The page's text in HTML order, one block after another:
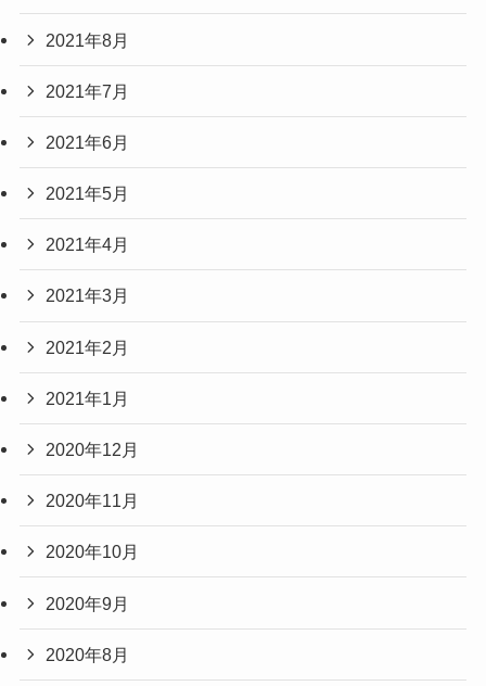
2021年8月
2021年7月
2021年6月
2021年5月
2021年4月
2021年3月
2021年2月
2021年1月
2020年12月
2020年11月
2020年10月
2020年9月
2020年8月